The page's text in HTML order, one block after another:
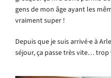
gens de mon âge ayant les
vraiment super !
Depuis que je suis arrivé·e à
séjour, ça passe très vite… trop